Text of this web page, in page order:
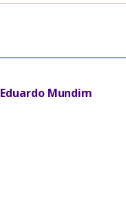
Eduardo Mundim